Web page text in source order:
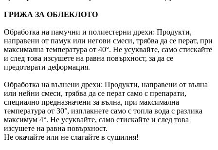
ГРИЖА ЗА ОБЛЕКЛОТО
Обработка на памучни и полиестерни дрехи: Продукти,
направени от памук или негови смеси, трябва да се перат, при
максимална температура от 40°. Не усуквайте, само стискайте
и след това изсушете на равна повърхност, за да се
предотврати деформация.
Обработка на вълнени дрехи: Продукти, направени от вълна
или нейни смеси, трябва да се перат само с препарати,
специално предназначени за вълна, при максимална
температура от 30°, изплакнете само с топла вода с разлика
максимум 4°. Не усуквайте, само стискайте и след това
изсушете на равна повърхност.
Не окачайте или не слагайте в сушилня!